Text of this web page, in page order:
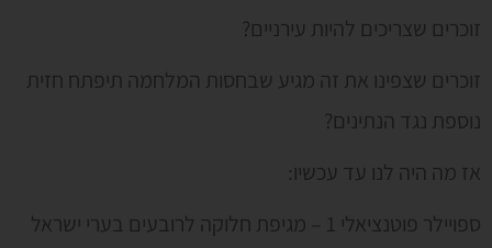
זוכרים שצריכים להיות עירניים?
זוכרים שצפינו את זה מגיע שבחסות המלחמה תיפתח חזית
נוספת נגד הנתינים?
אז מה היה לנו עד עכשיו:
ספויילר פוטנציאלי 1 – מגיפת חלוקה לרובעים בערי ישראל